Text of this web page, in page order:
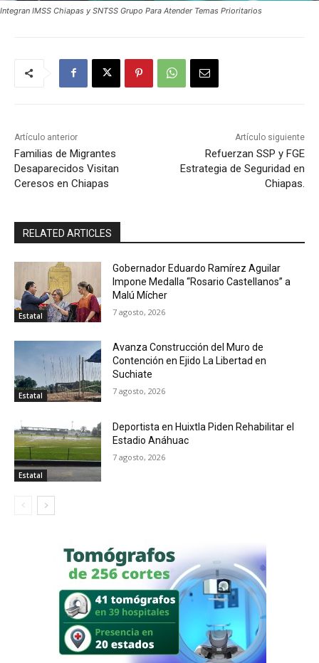
Integran IMSS Chiapas y SNTSS Grupo Para Atender Temas Prioritarios
Artículo anterior
Familias de Migrantes
Desaparecidos Visitan
Ceresos en Chiapas
Artículo siguiente
Refuerzan SSP y FGE
Estrategia de Seguridad en
Chiapas.
RELATED ARTICLES
Estatal
Gobernador Eduardo Ramírez Aguilar
Impone Medalla “Rosario Castellanos” a
Malú Mícher
7 agosto, 2026
Estatal
Avanza Construcción del Muro de
Contención en Ejido La Libertad en
Suchiate
7 agosto, 2026
Estatal
Deportista en Huixtla Piden Rehabilitar el
Estadio Anáhuac
7 agosto, 2026